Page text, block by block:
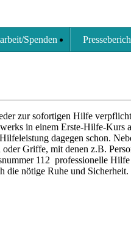
Spenden
zur sofortigen Hilfe
in einem Erste-Hilfe-Kurs
dagegen schon.
Griffe, mit denen z.B.
112 professionelle
die nötige Ruhe und Sicherheit.